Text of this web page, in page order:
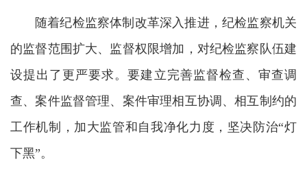
随着纪检监察体制改革深入推进，纪检监察机关
的监督范围扩大、监督权限增加，对纪检监察队伍建
设提出了更严要求。要建立完善监督检查、审查调
查、案件监督管理、案件审理相互协调、相互制约的
工作机制，加大监管和自我净化力度，坚决防治“灯
下黑”。